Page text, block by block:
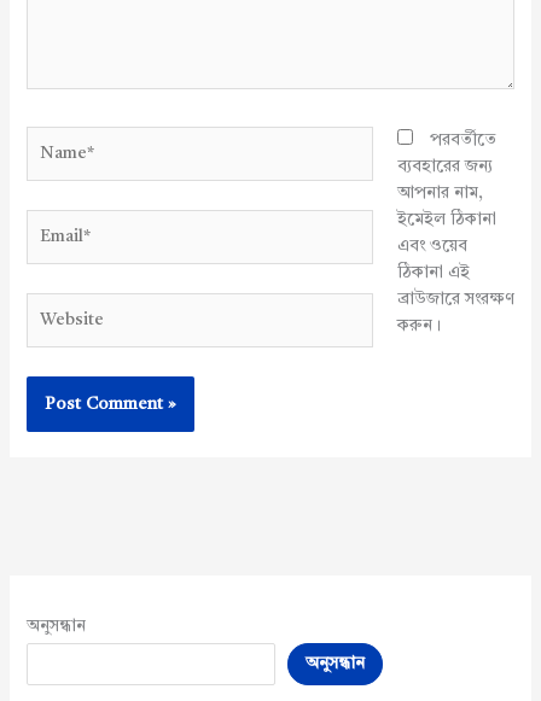
পরবর্তীতে
ব্যবহারের জন্য
আপনার নাম,
ইমেইল ঠিকানা
এবং ওয়েব
ঠিকানা এই
ব্রাউজারে সংরক্ষণ
করুন।
অনুসন্ধান
অনুসন্ধান